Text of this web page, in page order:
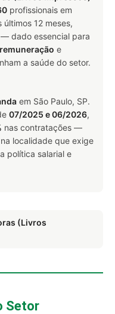
profissionais em
últimos 12 meses,
— dado essencial para
e
a saúde do setor.
em São Paulo, SP.
07/2025 e 06/2026,
nas contratações —
localidade que exige
política salarial e
(Livros
Setor